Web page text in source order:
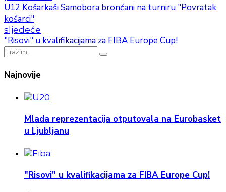
U12 Košarkaši Samobora brončani na turniru "Povratak
košarci"
sljedeće
"Risovi" u kvalifikacijama za FIBA Europe Cup!
Najnovije
Mlada reprezentacija otputovala na Eurobasket
u Ljubljanu
"Risovi" u kvalifikacijama za FIBA Europe Cup!